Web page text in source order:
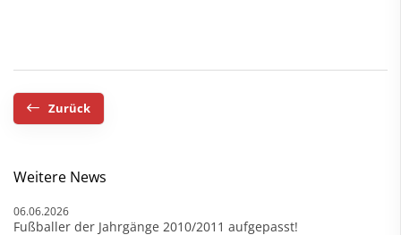
Zurück
Weitere News
06.06.2026
Fußballer der Jahrgänge 2010/2011 aufgepasst!